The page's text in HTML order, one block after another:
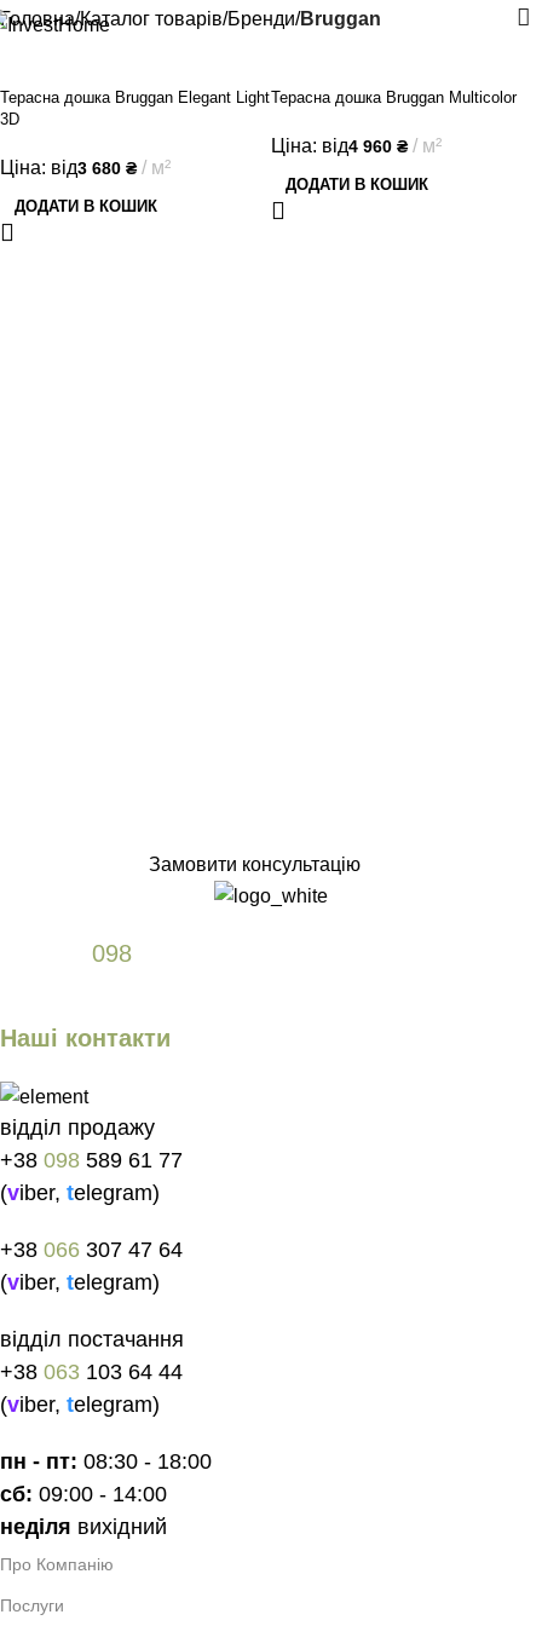
Головна Каталог товарів Бренди Bruggan
Терасна дошка Bruggan Elegant Light
3D
Ціна: від3 680 ₴ м²
ДОДАТИ В КОШИК
Терасна дошка Bruggan Multicolor
Ціна: від4 960 ₴ м²
ДОДАТИ В КОШИК
Замовити консультацію
098589 61 77
Наші контакти
відділ продажу
+38 098 589 61 77
(viber, telegram)
+38 066 307 47 64
(viber, telegram)
відділ постачання
+38 063 103 64 44
(viber, telegram)
пн - пт: 08:30 - 18:00
сб: 09:00 - 14:00
неділя вихідний
Про Компанію
Послуги